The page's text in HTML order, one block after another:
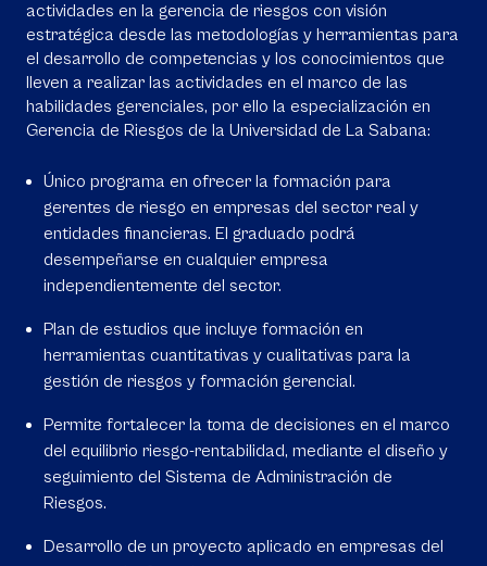
actividades en la gerencia de riesgos con visión
estratégica desde las metodologías y herramientas para
el desarrollo de competencias y los conocimientos que
lleven a realizar las actividades en el marco de las
habilidades gerenciales, por ello la especialización en
Gerencia de Riesgos de la Universidad de La Sabana:
Único programa en ofrecer la formación para
gerentes de riesgo en empresas del sector real y
entidades financieras. El graduado podrá
desempeñarse en cualquier empresa
independientemente del sector.
Plan de estudios que incluye formación en
herramientas cuantitativas y cualitativas para la
gestión de riesgos y formación gerencial.
Permite fortalecer la toma de decisiones en el marco
del equilibrio riesgo-rentabilidad, mediante el diseño y
seguimiento del Sistema de Administración de
Riesgos.
Desarrollo de un proyecto aplicado en empresas del